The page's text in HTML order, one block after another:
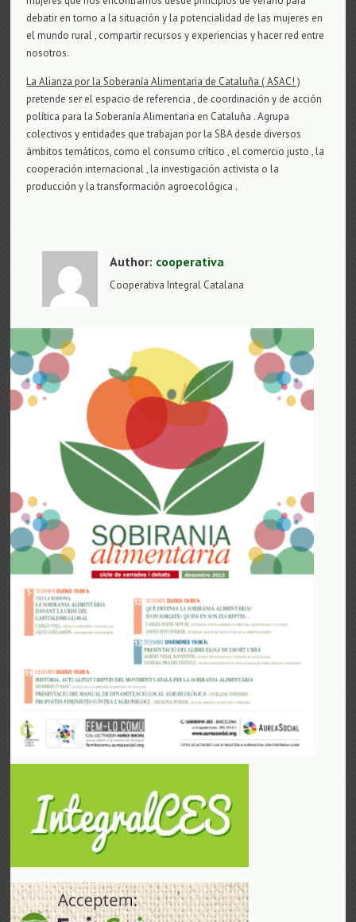
debatir en torno a la situación y la potencialidad de las mujeres en
el mundo rural , compartir recursos y experiencias y hacer red entre
nosotros.
La Alianza por la Soberanía Alimentaria de Cataluña ( ASAC! )
pretende ser el espacio de referencia , de coordinación y de acción
política para la Soberanía Alimentaria en Cataluña . Agrupa
colectivos y entidades que trabajan por la SBA desde diversos
ámbitos temáticos, como el consumo crítico , el comercio justo , la
cooperación internacional , la investigación activista o la
producción y la transformación agroecológica .
Author: cooperativa
Cooperativa Integral Catalana